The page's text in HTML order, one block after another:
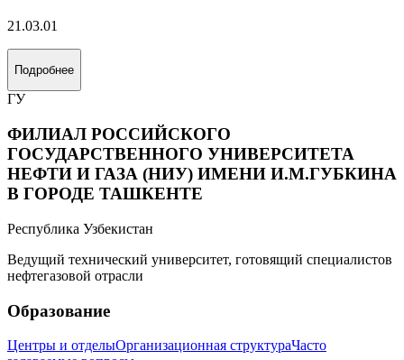
21.03.01
Подробнее
ГУ
ФИЛИАЛ РОССИЙСКОГО
ГОСУДАРСТВЕННОГО УНИВЕРСИТЕТА
НЕФТИ И ГАЗА (НИУ) ИМЕНИ И.М.ГУБКИНА
В ГОРОДЕ ТАШКЕНТЕ
Республика Узбекистан
Ведущий технический университет, готовящий специалистов
нефтегазовой отрасли
Образование
Центры и отделыОрганизационная структураЧасто